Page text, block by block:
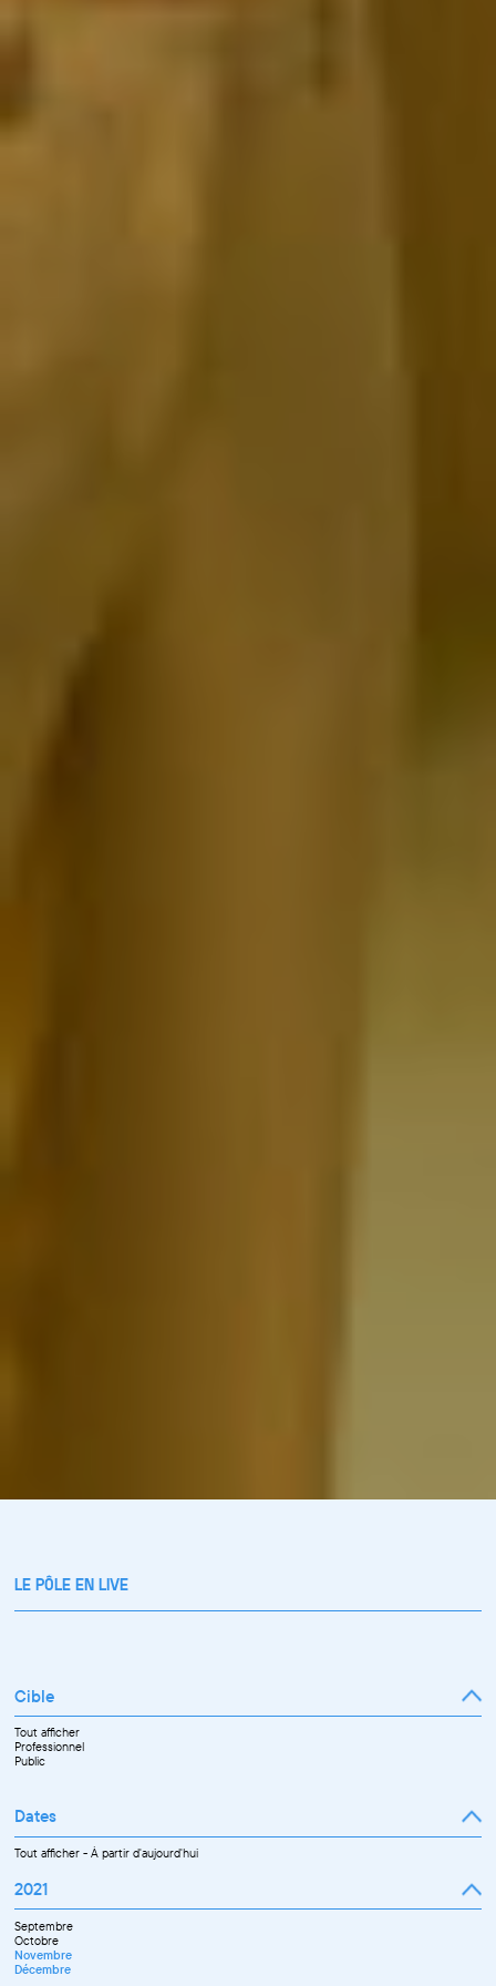
LE PÔLE EN LIVE
Cible
Tout afficher
Professionnel
Public
Dates
Tout afficher-À partir d'aujourd'hui
2021
Septembre
Octobre
Novembre
Décembre